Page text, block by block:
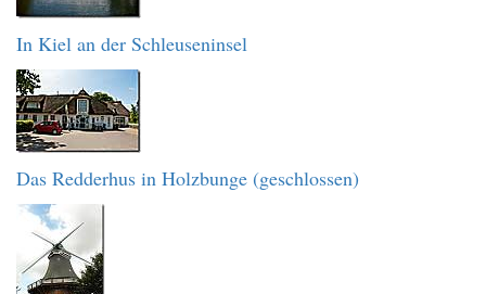
In Kiel an der Schleuseninsel
Das Redderhus in Holzbunge (geschlossen)